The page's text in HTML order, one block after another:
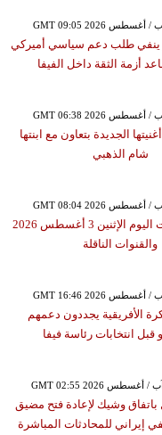
ينفي طلب دعم سياسي أميركي
أزمة الثقة داخل الفيفا
الجديدة بتعاون مع ابنتها
شام الذهبي
مواعيد مباريات اليوم الإثنين 3 أغسطس 2026
والقنوات الناقلة
الأفريقية يجددون دعمهم
قبل انتخابات رئاسة فيفا
وشيك لإعادة فتح مضيق
إيراني للمحادثات المباشرة